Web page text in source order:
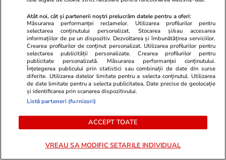
22 iul.
Lumea după 2015
Atât noi, cât și partenerii noștri prelucrăm datele pentru a oferi:
Măsurarea performanței reclamelor. Utilizarea profilurilor pentru
selectarea conținutului personalizat. Stocarea și/sau accesarea
informațiilor de pe un dispozitiv. Dezvoltarea și îmbunătățirea serviciilor.
Crearea profilurilor de conținut personalizat. Utilizarea profilurilor pentru
selectarea publicității personalizate. Crearea profilurilor pentru
publicitate personalizată. Măsurarea performanței conținutului.
Înțelegerea publicului prin statistici sau combinații de date din surse
diferite. Utilizarea datelor limitate pentru a selecta conținutul. Utilizarea
de date limitate pentru a selecta publicitatea. Date precise de geolocație
și identificarea prin scanarea dispozitivului.
Listă parteneri (furnizori)
ACCEPT TOATE
VREAU SA MODIFIC SETARILE INDIVIDUAL